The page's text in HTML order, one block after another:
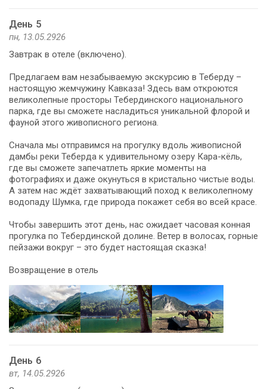
День 5
пн, 13.05.2926
Завтрак в отеле (включено).
Предлагаем вам незабываемую экскурсию в Теберду –
настоящую жемчужину Кавказа! Здесь вам откроются
великолепные просторы Тебердинского национального
парка, где вы сможете насладиться уникальной флорой и
фауной этого живописного региона.
Сначала мы отправимся на прогулку вдоль живописной
дамбы реки Теберда к удивительному озеру Кара-кёль,
где вы сможете запечатлеть яркие моменты на
фотографиях и даже окунуться в кристально чистые воды.
А затем нас ждёт захватывающий поход к великолепному
водопаду Шумка, где природа покажет себя во всей красе.
Чтобы завершить этот день, нас ожидает часовая конная
прогулка по Тебердинской долине. Ветер в волосах, горные
пейзажи вокруг – это будет настоящая сказка!
Возвращение в отель
День 6
вт, 14.05.2926